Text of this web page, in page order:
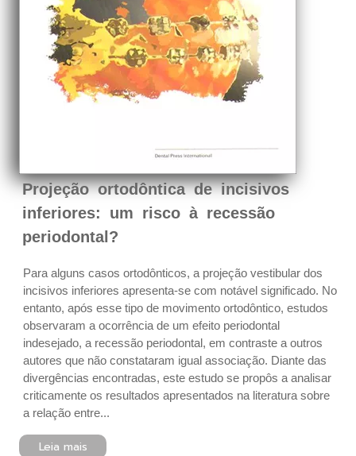
Projeção ortodôntica de incisivos
inferiores: um risco à recessão
periodontal?
Para alguns casos ortodônticos, a projeção vestibular dos
incisivos inferiores apresenta-se com notável significado. No
entanto, após esse tipo de movimento ortodôntico, estudos
observaram a ocorrência de um efeito periodontal
indesejado, a recessão periodontal, em contraste a outros
autores que não constataram igual associação. Diante das
divergências encontradas, este estudo se propôs a analisar
criticamente os resultados apresentados na literatura sobre
a relação entre...
Leia mais